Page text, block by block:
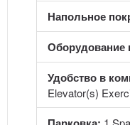
Напольное
Оборудование
Удобство в
Elevator(s)